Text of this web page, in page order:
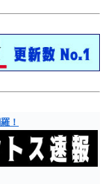
！